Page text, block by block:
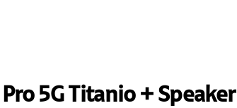
5G Titanio + Speaker